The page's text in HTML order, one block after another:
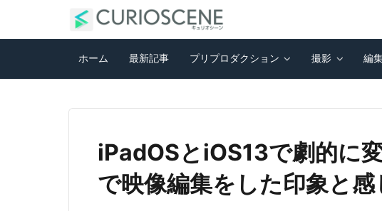
ホーム 最新記事 プリプロダクション 撮影 編
iPadOSとiOS13で劇的に
で映像編集をした印象と